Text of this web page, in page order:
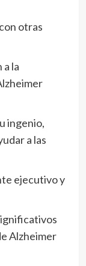
otras
la
ingenio,
a las
ejecutivo y
Alzheimer